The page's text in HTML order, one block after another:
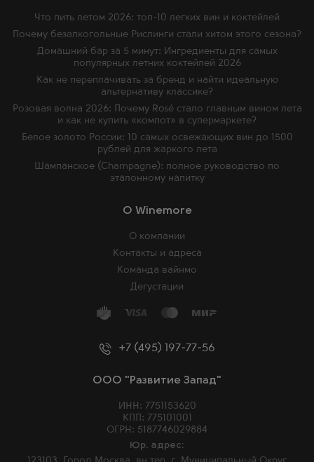
+7 (495) 197-77-56
ООО "Развитие Запад"
ИНН: 7751153620
КПП: 775101001
ОГРН: 5187746029884
Юр. адрес:
O Winemore
О компании
Контакты и адреса
Команда вайнмо
Дегустации
Что пить летом 2026: топ-10 легких вин и коктейлей
Почему безалкогольные Рислинги стали хитом этого сезона?
Домашний бар за 5 минут: Ингредиенты для самых
популярных летних коктейлей 2026
Как не переплачивать за бренд и найти идеальную
альтернативу классике?
Розовая волна 2026: Почему Rosé стало главным вином лета
и как не купить «компот» в супермаркете?
Белое золото России: 10 самых освежающих вин до 1500
рублей для жаркого лета
Шампанское (Champagne): полное руководство по
эталонному напитку